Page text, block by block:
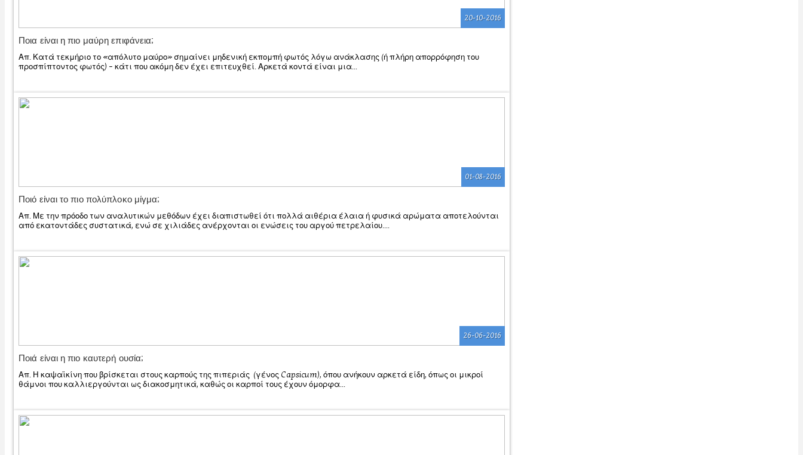
20-10-2016
Ποια είναι η πιο μαύρη επιφάνεια;
Απ. Κατά τεκμήριο το «απόλυτο μαύρο» σημαίνει μηδενική εκπομπή φωτός λόγω ανάκλασης (ή πλήρη απορρόφηση του
προσπίπτοντος φωτός) – κάτι που ακόμη δεν έχει επιτευχθεί. Αρκετά κοντά είναι μια...
01-08-2016
Ποιό είναι το πιο πολύπλοκο μίγμα;
Απ. Με την πρόοδο των αναλυτικών μεθόδων έχει διαπιστωθεί ότι πολλά αιθέρια έλαια ή φυσικά αρώματα αποτελούνται
από εκατοντάδες συστατικά, ενώ σε χιλιάδες ανέρχονται οι ενώσεις του αργού πετρελαίου....
26-06-2016
Ποιά είναι η πιο καυτερή ουσία;
Απ. Η καψαϊκίνη που βρίσκεται στους καρπούς της πιπεριάς (γένος Capsicum), όπου ανήκουν αρκετά είδη, όπως οι μικροί
θάμνοι που καλλιεργούνται ως διακοσμητικά, καθώς οι καρποί τους έχουν όμορφα...